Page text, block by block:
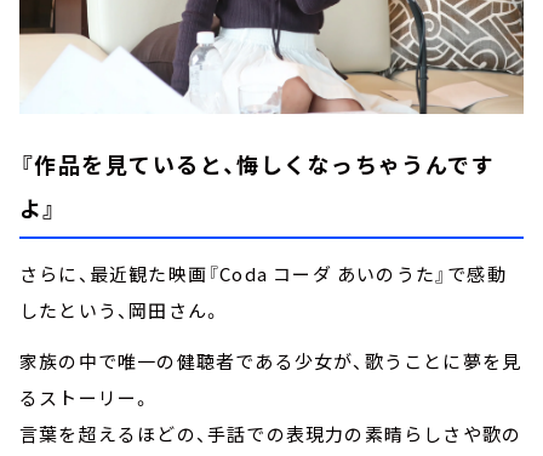
『作品を見ていると、悔しくなっちゃうんです
よ』
さらに、最近観た映画『Coda コーダ あいのうた』で感動
したという、岡田さん。
家族の中で唯一の健聴者である少女が、歌うことに夢を見
るストーリー。
言葉を超えるほどの、手話での表現力の素晴らしさや歌の